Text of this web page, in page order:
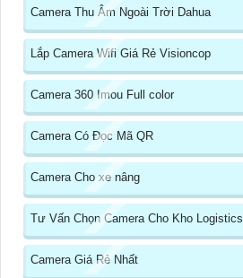
Camera Thu Âm Ngoài Trời Dahua
Lắp Camera Wifi Giá Rẻ Visioncop
Camera 360 Imou Full color
Camera Có Đọc Mã QR
Camera Cho xe nâng
Tư Vấn Chọn Camera Cho Kho Logistics
Camera Giá Rẻ Nhất